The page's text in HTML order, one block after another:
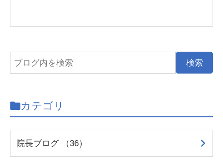
カテゴリ
院長ブログ （36）